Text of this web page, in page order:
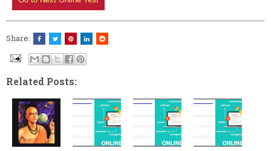
Share:
Related Posts: